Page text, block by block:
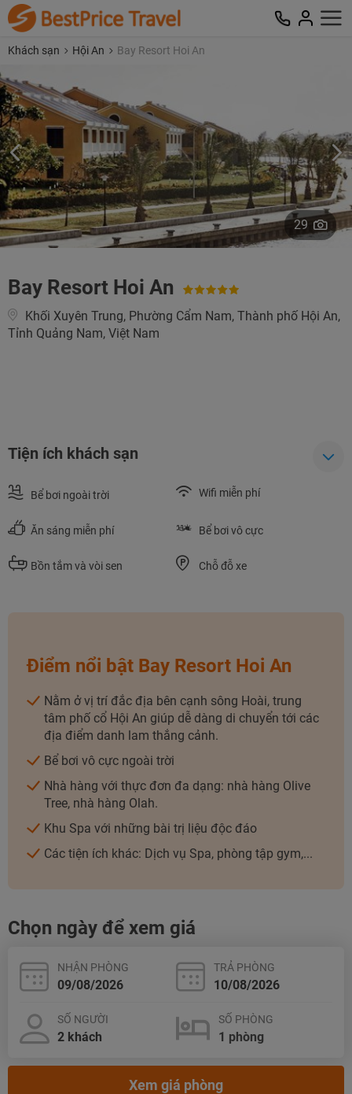
Khách sạn Hội An Bay Resort Hoi An
29
Bay Resort Hoi An
Khối Xuyên Trung, Phường Cẩm Nam, Thành phố Hội An,
Tỉnh Quảng Nam, Việt Nam
Tiện ích khách sạn
Bể bơi ngoài trời Wifi miễn phí
Ăn sáng miễn phí Bể bơi vô cực
Bồn tắm và vòi sen Chỗ đỗ xe
Điểm nổi bật Bay Resort Hoi An
Nằm ở vị trí đắc địa bên cạnh sông Hoài, trung
tâm phố cổ Hội An giúp dễ dàng di chuyển tới các
địa điểm danh lam thắng cảnh.
Bể bơi vô cực ngoài trời
Nhà hàng với thực đơn đa dạng: nhà hàng Olive
Tree, nhà hàng Olah.
Khu Spa với những bài trị liệu độc đáo
Các tiện ích khác: Dịch vụ Spa, phòng tập gym,...
Chọn ngày để xem giá
NHẬN PHÒNG TRẢ PHÒNG
SỐ NGƯỜI SỐ PHÒNG
Xem giá phòng
TƯ VẤN NGAY
TƯ VẤN NGAY
TƯ VẤN NGAY
NHẬN ƯU ĐÃI NGAY
TƯ VẤN NGAY